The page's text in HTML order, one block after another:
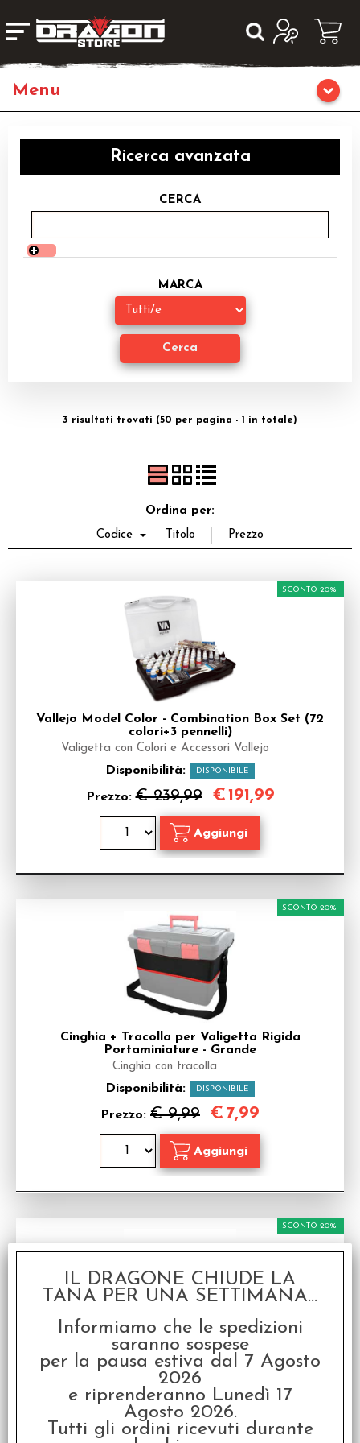
Giochi da Tavolo
Giochi di Ruolo
Librigame
Giochi di Carte Collezionabili
Ricerca avanzata
CERCA
MARCA
3 risultati trovati (50 per pagina - 1 in totale)
Ordina per:
Vallejo Model Color - Combination Box Set (72
colori+3 pennelli)
Valigetta con Colori e Accessori Vallejo
Disponibilità: DISPONIBILE
Prezzo:€ 239,99
SCONTO 20%
€191,99
Cinghia + Tracolla per Valigetta Rigida
Portaminiature - Grande
Cinghia con tracolla
Disponibilità: DISPONIBILE
Prezzo: € 9,99
SCONTO 20%
€ 7,99
Storage Box Extra Large - Large Miniatures
(40)
Box per 40 miniature di dimensioni molto grandi 38
spazi di 3,80x2,54x3,80cm 4 spazi di
5,40x3,17x3,80cm
Disponibilità: NON DISPONIBILE
SCONTO 20%
IL DRAGONE CHIUDE LA
TANA PER UNA SETTIMANA...
Informiamo che le spedizioni
saranno sospese
per la pausa estiva dal 7 Agosto
2026
e riprenderanno Lunedì 17
Agosto 2026.
Tutti gli ordini ricevuti durante